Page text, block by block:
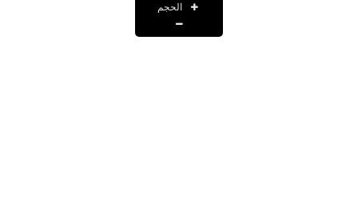
العاب
الحجم